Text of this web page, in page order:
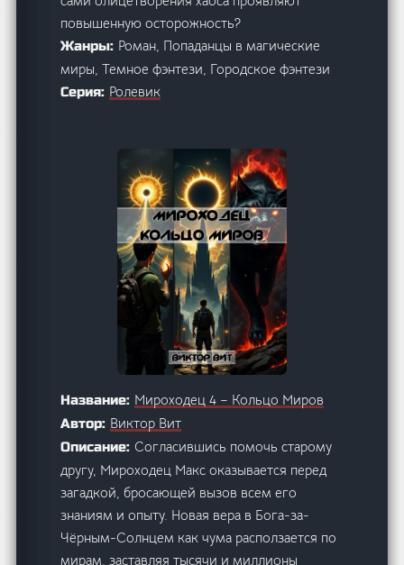
повышенную осторожность?
Жанры: Роман, Попаданцы в магические
миры, Темное фэнтези, Городское фэнтези
Серия: Ролевик
Название: Мироходец 4 – Кольцо Миров
Автор: Виктор Вит
Описание:Согласившись помочь старому
другу, Мироходец Макс оказывается перед
загадкой, бросающей вызов всем его
знаниям и опыту. Новая вера в Бога-за-
Чёрным-Солнцем как чума расползается по
мирам, заставляя тысячи и миллионы